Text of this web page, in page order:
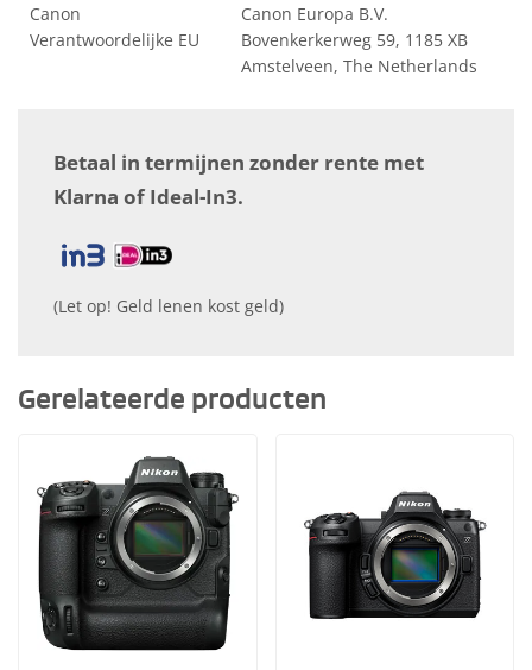
Canon
Verantwoordelijke EU
Canon Europa B.V.
Bovenkerkerweg 59, 1185 XB
Amstelveen, The Netherlands
Betaal in termijnen zonder rente met
Klarna of Ideal-In3.
(Let op! Geld lenen kost geld)
Gerelateerde producten